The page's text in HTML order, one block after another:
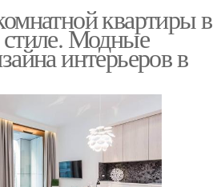
квартиры в
Модные
интерьеров в